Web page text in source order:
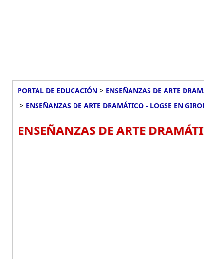
PORTAL DE EDUCACIÓN > ENSEÑANZAS DE ARTE
> ENSEÑANZAS DE ARTE DRAMÁTICO - LOGSE EN
ENSEÑANZAS DE ARTE